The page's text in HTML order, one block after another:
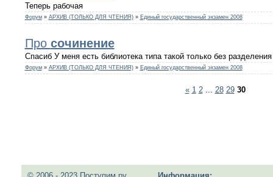
Теперь рабочая
Форум » АРХИВ (ТОЛЬКО ДЛЯ ЧТЕНИЯ) » Единый государственный экзамен 2008
Про сочинение
Спасиб У меня есть библиотека типа такой только без разделения
Форум » АРХИВ (ТОЛЬКО ДЛЯ ЧТЕНИЯ) » Единый государственный экзамен 2008
« 1 2 28 29 30